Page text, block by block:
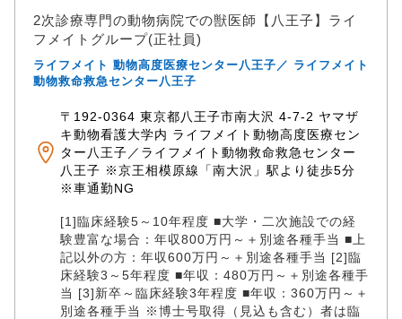
げるため 初月から豊富な症例に向き合い、安定した病
院経営の舵取りを学ぶことができます。 ✅「臨床」を
による強固な医療クオリティ 経営にシフトするからと
いって、臨床医としての成長を止める必要はありませ
ん。 ライフメイトグループの「ライフメイト動物医療
センターグループ」や、所属の内科・外科専門医とダ
イレクトに連携できるため、 自院の医療レベルを常に
最高峰に保ちながら、ドクターとしての誇りを持って
現場をリードできます。 ✅歴史ある温かいカルチャー
のような温かい雰囲気が自慢です。 その居心地の良さ
に加え、ライフメイトグループの労務管理のもと、待
遇面も万全。 歴史ある安定した職場で、腰を据えて長
く活躍できます。
2次診療専門の動物病院での獣医師【八王子】ライ
フメイトグループ(正社員)
ライフメイト 動物高度医療センター八王子／ ライフメイト
動物救命救急センター八王子
〒192-0364 東京都八王子市南大沢 4-7-2 ヤマザ
キ動物看護大学内 ライフメイト動物高度医療セン
ター八王子／ライフメイト動物救命救急センター
八王子 ※京王相模原線「南大沢」駅より徒歩5分
※車通勤NG
[1]臨床経験5～10年程度 ■大学・二次施設での経
験豊富な場合：年収800万円～＋別途各種手当 ■上
記以外の方：年収600万円～＋別途各種手当 [2]臨
床経験3～5年程度 ■年収：480万円～＋別途各種手
当 [3]新卒～臨床経験3年程度 ■年収：360万円～＋
別途各種手当 ※博士号取得（見込も含む）者は臨